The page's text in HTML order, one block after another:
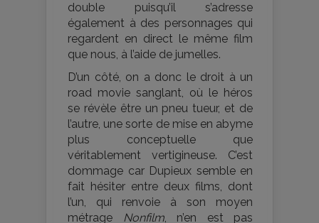
double puisqu’il s’adresse
également à des personnages qui
regardent en direct le même film
que nous, à l’aide de jumelles.
D’un côté, on a donc le droit à un
road movie sanglant, où le héros
se révèle être un pneu tueur, et de
l’autre, une sorte de mise en abyme
plus conceptuelle que
véritablement vertigineuse. C’est
dommage car Dupieux semble en
fait hésiter entre deux films, dont
l’un, qui renvoie à son moyen
métrage Nonfilm, n’en est pas